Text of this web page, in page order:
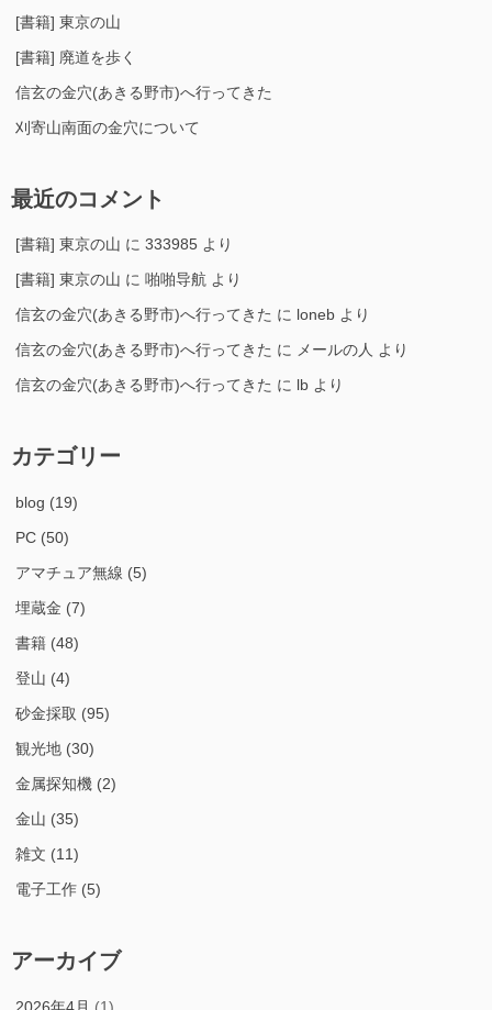
[書籍] 東京の山
[書籍] 廃道を歩く
信玄の金穴(あきる野市)へ行ってきた
刈寄山南面の金穴について
最近のコメント
[書籍] 東京の山 に 333985 より
[書籍] 東京の山 に 啪啪导航 より
信玄の金穴(あきる野市)へ行ってきた に loneb より
信玄の金穴(あきる野市)へ行ってきた に メールの人 より
信玄の金穴(あきる野市)へ行ってきた に lb より
カテゴリー
blog (19)
PC (50)
アマチュア無線 (5)
埋蔵金 (7)
書籍 (48)
登山 (4)
砂金採取 (95)
観光地 (30)
金属探知機 (2)
金山 (35)
雑文 (11)
電子工作 (5)
アーカイブ
2026年4月 (1)